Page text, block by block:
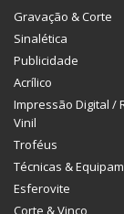
Gravação & Corte
Sinalética
Publicidade
Acrílico
Impressão Digital /
Vinil
Troféus
Técnicas &
Esferovite
Corte & Vinco